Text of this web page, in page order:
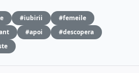
#iubirii
#femeile
#apoi
#descopera